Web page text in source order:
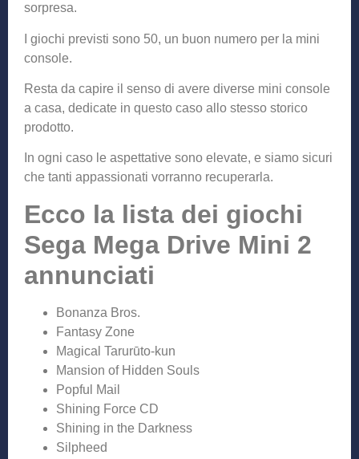
sorpresa.
I giochi previsti sono 50, un buon numero per la mini
console.
Resta da capire il senso di avere diverse mini console
a casa, dedicate in questo caso allo stesso storico
prodotto.
In ogni caso le aspettative sono elevate, e siamo sicuri
che tanti appassionati vorranno recuperarla.
Ecco la lista dei giochi
Sega Mega Drive Mini 2
annunciati
Bonanza Bros.
Fantasy Zone
Magical Tarurūto-kun
Mansion of Hidden Souls
Popful Mail
Shining Force CD
Shining in the Darkness
Silpheed